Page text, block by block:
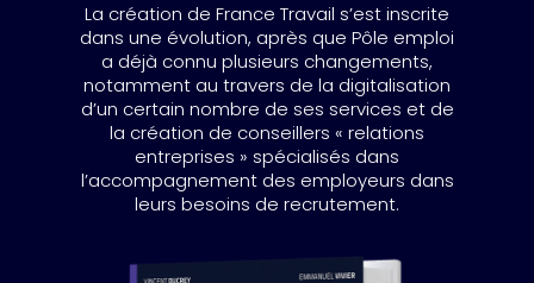
La création de France Travail s’est inscrite
dans une évolution, après que Pôle emploi
a déjà connu plusieurs changements,
notamment au travers de la digitalisation
d’un certain nombre de ses services et de
la création de conseillers « relations
entreprises » spécialisés dans
l’accompagnement des employeurs dans
leurs besoins de recrutement.